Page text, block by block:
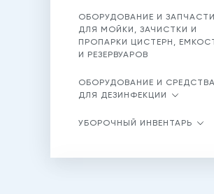
ОБОРУДОВАНИЕ И ЗАПЧАСТИ
ДЛЯ МОЙКИ, ЗАЧИСТКИ И
ПРОПАРКИ ЦИСТЕРН,
И РЕЗЕРВУАРОВ
ОБОРУДОВАНИЕ И СРЕДСТВА
ДЛЯ ДЕЗИНФЕКЦИИ
УБОРОЧНЫЙ ИНВЕНТАРЬ